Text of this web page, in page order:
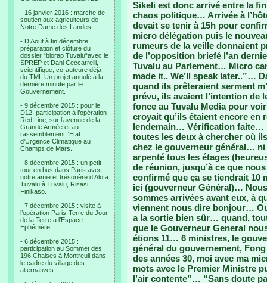
- 16 janvier 2016 : marche de
soutien aux agriculteurs de
Notre Dame des Landes
- D’Aout à fin décembre :
préparation et clôture du
dossier “biorap Tuvalu“avec le
SPREP et Dani Ceccarrelli,
scientifique, co-auteure déjà
du TML Un projet annulé à la
dernière minute par le
Gouvernement.
- 9 décembre 2015 : pour le
D12, participation à l’opération
Red Line, sur l’avenue de la
Grande Armée et au
rassemblement “Etat
d’Urgence Climatique au
Champs de Mars.
- 8 décembre 2015 : un petit
tour en bus dans Paris avec
notre amie et trésorière d’Alofa
Tuvalu à Tuvalu, Risasi
Finikaso.
- 7 décembre 2015 : visite à
l’opération Paris-Terre du Jour
de la Terre a l’Espace
Ephémère.
- 6 décembre 2015 :
participation au Sommet des
196 Chaises à Montreuil dans
le cadre du village des
alternatives.
Sikeli est donc arrivé entre la
chaos politique… Arrivée à
devait se tenir à 15h pour
micro délégation puis le
rumeurs de la veille donnaient
de l’opposition briefé l’an
Tuvalu au Parlement… Micro
made it.. We’ll speak later..”…
quand ils prêteraient serment
prévu, ils avaient l’intention de
fonce au Tuvalu Media pour
croyait qu’ils étaient encore en
lendemain… Vérification faite…
toutes les deux à chercher où
chez le gouverneur général…
arpenté tous les étages
de réunion, jusqu’à ce que
confirmé que ça se tiendrait 10
ici (gouverneur Général)…
sommes arrivées avant eux, à
viennent nous dire bonjour…
a la sortie bien sûr… quand,
que le Gouverneur General
étions 11… 6 ministres, le
général du gouvernement,
des années 30, moi avec ma
mots avec le Premier Ministre
l’air contente”… “Sans doute